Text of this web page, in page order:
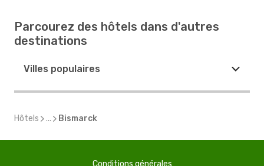
Parcourez des hôtels dans d'autres
destinations
Villes populaires
Hôtels ... Bismarck
Conditions générales